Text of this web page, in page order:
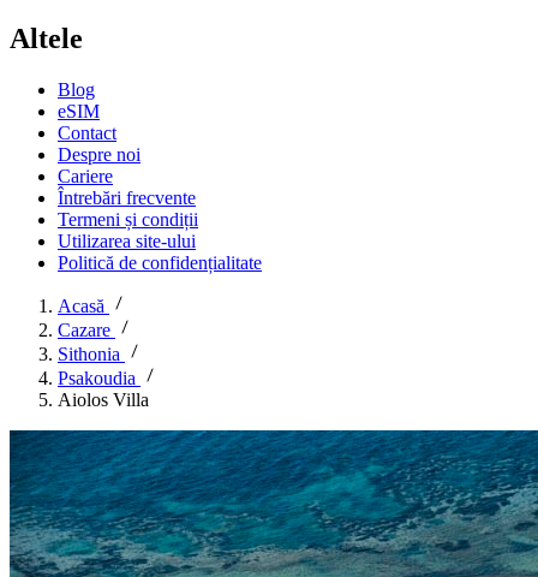
Altele
Blog
eSIM
Contact
Despre noi
Cariere
Întrebări frecvente
Termeni și condiții
Utilizarea site-ului
Politică de confidențialitate
Acasă
Cazare
Sithonia
Psakoudia
Aiolos Villa